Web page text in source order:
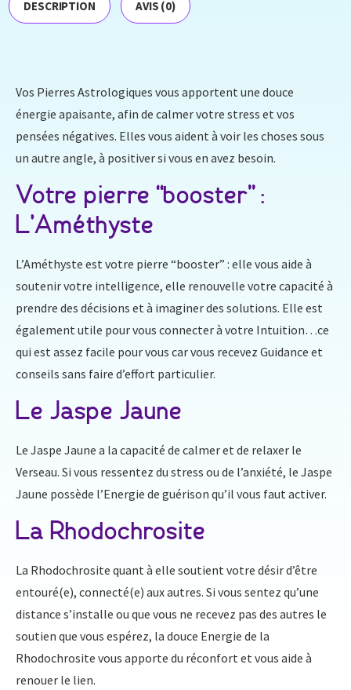
DESCRIPTION AVIS (0)
Vos Pierres Astrologiques vous apportent une douce
énergie apaisante, afin de calmer votre stress et vos
pensées négatives. Elles vous aident à voir les choses sous
un autre angle, à positiver si vous en avez besoin.
Votre pierre “booster” :
L’Améthyste
L’Améthyste est votre pierre “booster” : elle vous aide à
soutenir votre intelligence, elle renouvelle votre capacité à
prendre des décisions et à imaginer des solutions. Elle est
également utile pour vous connecter à votre Intuition…ce
qui est assez facile pour vous car vous recevez Guidance et
conseils sans faire d’effort particulier.
Le Jaspe Jaune
Le Jaspe Jaune a la capacité de calmer et de relaxer le
Verseau. Si vous ressentez du stress ou de l’anxiété, le Jaspe
Jaune possède l’Energie de guérison qu’il vous faut activer.
La Rhodochrosite
La Rhodochrosite quant à elle soutient votre désir d’être
entouré(e), connecté(e) aux autres. Si vous sentez qu’une
distance s’installe ou que vous ne recevez pas des autres le
soutien que vous espérez, la douce Energie de la
Rhodochrosite vous apporte du réconfort et vous aide à
renouer le lien.